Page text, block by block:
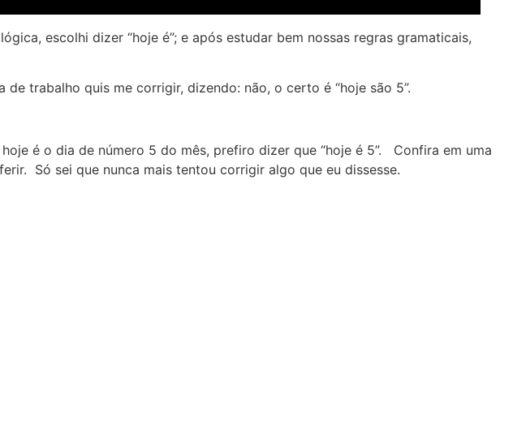
escolhi dizer “hoje é”; e após estudar bem nossas regras gramaticais,
trabalho quis me corrigir, dizendo: não, o certo é “hoje são 5”.
é o dia de número 5 do mês, prefiro dizer que “hoje é 5”. Confira em uma
Só sei que nunca mais tentou corrigir algo que eu dissesse.